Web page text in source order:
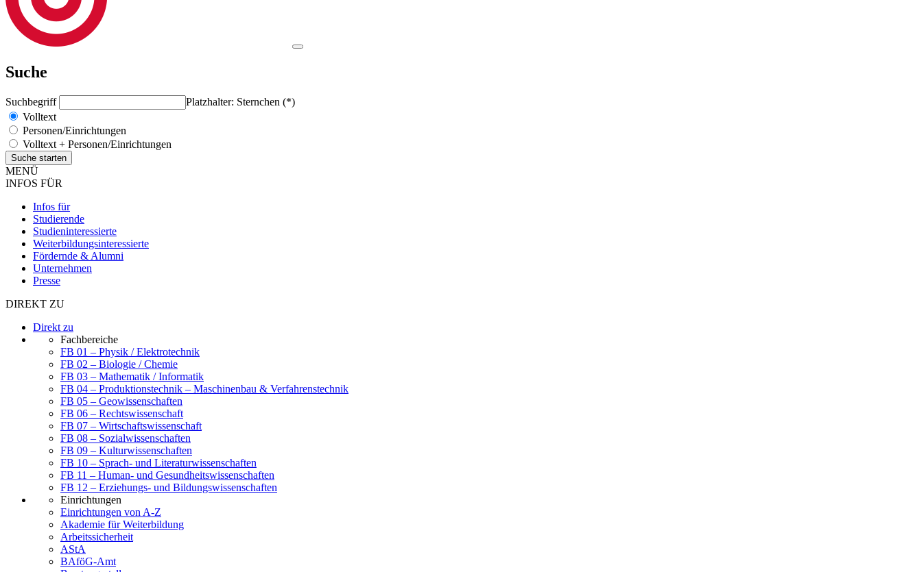
Suche
Suchbegriff
Platzhalter: Sternchen (*)
Volltext
Personen/Einrichtungen
Volltext + Personen/Einrichtungen
MENÜ
INFOS FÜR
Infos für
Studierende
Studieninteressierte
Weiterbildungsinteressierte
Fördernde & Alumni
Unternehmen
Presse
DIREKT ZU
Direkt zu
Fachbereiche
FB 01 – Physik / Elektrotechnik
FB 02 – Biologie / Chemie
FB 03 – Mathematik / Informatik
FB 04 – Produktionstechnik – Maschinenbau & Verfahrenstechnik
FB 05 – Geowissenschaften
FB 06 – Rechtswissenschaft
FB 07 – Wirtschaftswissenschaft
FB 08 – Sozialwissenschaften
FB 09 – Kulturwissenschaften
FB 10 – Sprach- und Literaturwissenschaften
FB 11 – Human- und Gesundheitswissenschaften
FB 12 – Erziehungs- und Bildungswissenschaften
Einrichtungen
Einrichtungen von A-Z
Akademie für Weiterbildung
Arbeitssicherheit
AStA
BAföG-Amt